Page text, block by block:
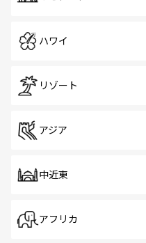
ハワイ
リゾート
アジア
中近東
アフリカ